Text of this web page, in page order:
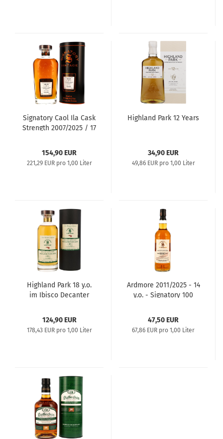
Signatory Caol Ila Cask
Strength 2007/2025 / 17
154,90 EUR
221,29 EUR pro 1,00 Liter
Highland Park 12 Years
34,90 EUR
49,86 EUR pro 1,00 Liter
Highland Park 18 y.o.
im Ibisco Decanter
124,90 EUR
178,43 EUR pro 1,00 Liter
Ardmore 2011/2025 - 14
y.o. - Signatory 100
47,50 EUR
67,86 EUR pro 1,00 Liter